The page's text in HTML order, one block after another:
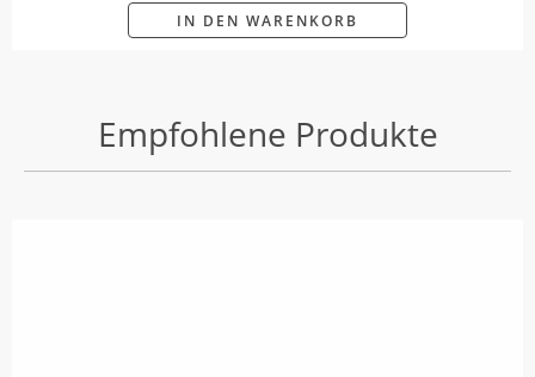
IN DEN WARENKORB
Empfohlene Produkte